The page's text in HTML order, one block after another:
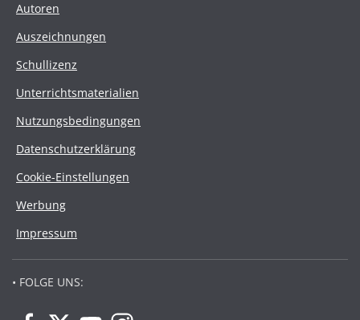
Autoren
Auszeichnungen
Schullizenz
Unterrichtsmaterialien
Nutzungsbedingungen
Datenschutzerklärung
Cookie-Einstellungen
Werbung
Impressum
• FOLGE UNS: